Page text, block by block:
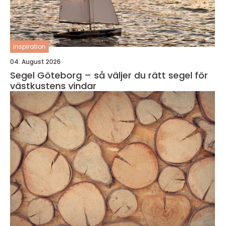
inspiration
04. August 2026
Segel Göteborg – så väljer du rätt segel för
västkustens vindar